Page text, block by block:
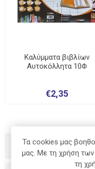
Καλύμματα βιβλίων
Αυτοκόλλητα 10Φ
€2,35
Κατηγορίες
Τα cookies μας
μας. Με τη χρήση
τη